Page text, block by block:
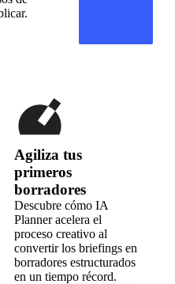
Agiliza tus
primeros
borradores
Descubre cómo IA
Planner acelera el
proceso creativo al
convertir los briefings en
borradores estructurados
en un tiempo récord.